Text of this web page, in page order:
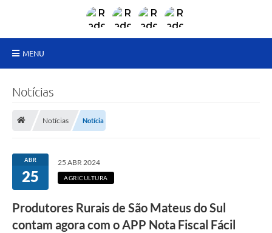
MENU
Transparência
Secretarias
Ouvidoria
Notícias
Notícias Notícia
ABR
25
25 ABR 2024
AGRICULTURA
Produtores Rurais de São Mateus do Sul
contam agora com o APP Nota Fiscal Fácil